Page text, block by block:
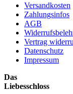
Versandkosten
Zahlungsinfos
AGB
Vertrag
Datenschutz
Impressum
Das
Liebesschloss